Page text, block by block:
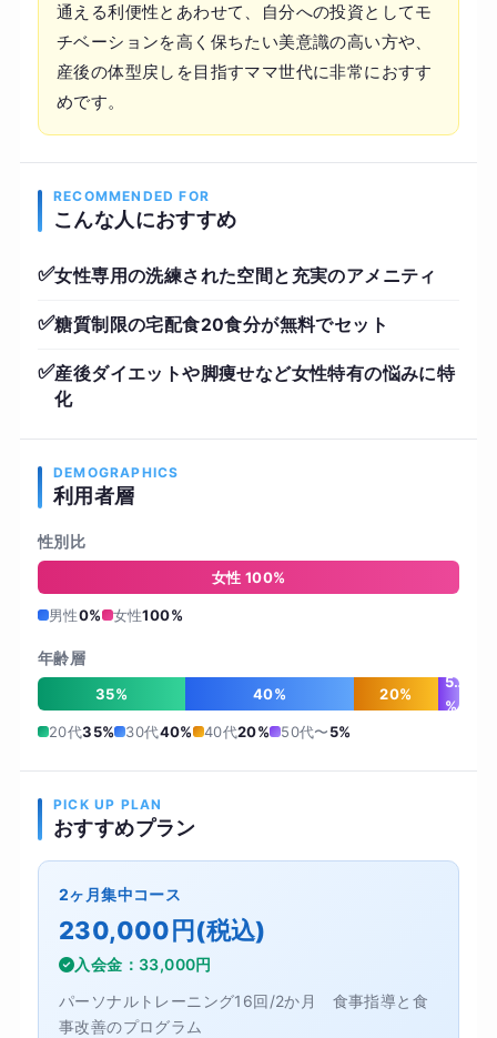
通える利便性とあわせて、自分への投資としてモ
チベーションを高く保ちたい美意識の高い方や、
産後の体型戻しを目指すママ世代に非常におすす
めです。
RECOMMENDED FOR
こんな人におすすめ
✅女性専用の洗練された空間と充実のアメニティ
✅糖質制限の宅配食20食分が無料でセット
✅産後ダイエットや脚痩せなど女性特有の悩みに特
化
DEMOGRAPHICS
利用者層
性別比
男
性
0
%
女性 100%
男性0% 女性100%
年齢層
35% 40% 20%
5
%
20代35% 30代40% 40代20% 50代〜5%
PICK UP PLAN
おすすめプラン
2ヶ月集中コース
230,000円(税込)
入会金：33,000円
パーソナルトレーニング16回/2か月 食事指導と食
事改善のプログラム